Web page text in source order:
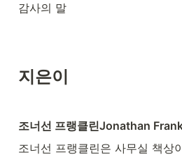
감사의 말
지은이
조너선 프랭클린Jonathan
조너선 프랭클린은 사무실 책상